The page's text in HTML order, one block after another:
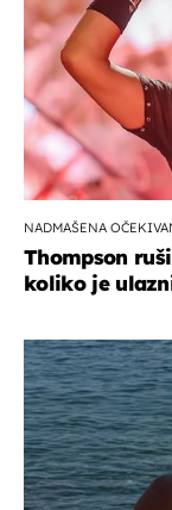
NADMAŠENA
Thompson
koliko je